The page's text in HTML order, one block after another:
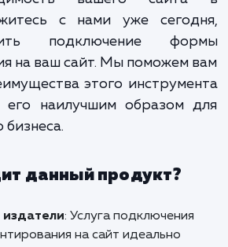
на сайт - это
еще
сайт. Это
бизнеса,
аудитории и